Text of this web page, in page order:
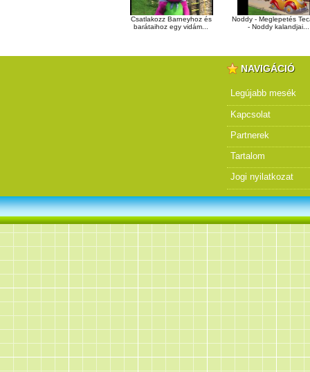
Csatlakozz Barneyhoz és
barátaihoz egy vidám...
Noddy - Meglepetés
- Noddy kalandjai...
NAVIGÁCIÓ
Legújabb mesék
Kapcsolat
Partnerek
Tartalom
Jogi nyilatkozat